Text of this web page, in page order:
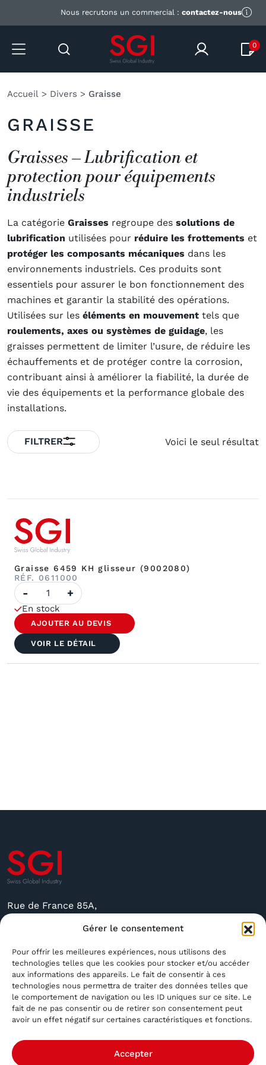
Gérer le consentement
Pour offrir les meilleures expériences, nous utilisons des
technologies telles que les cookies pour stocker et/ou accéder
aux informations des appareils. Le fait de consentir à ces
technologies nous permettra de traiter des données telles que
le comportement de navigation ou les ID uniques sur ce site. Le
fait de ne pas consentir ou de retirer son consentement peut
avoir un effet négatif sur certaines caractéristiques et fonctions.
Accepter
Nous recrutons un commercial : contactez-nous
0
Accueil > Divers > Graisse
GRAISSE
Graisses – Lubrification et
protection pour équipements
industriels
La catégorie Graisses regroupe des solutions de
lubrification utilisées pour réduire les frottements et
protéger les composants mécaniques dans les
environnements industriels. Ces produits sont
essentiels pour assurer le bon fonctionnement des
machines et garantir la stabilité des opérations.
Utilisées sur les éléments en mouvement tels que
roulements, axes ou systèmes de guidage, les
graisses permettent de limiter l’usure, de réduire les
échauffements et de protéger contre la corrosion,
contribuant ainsi à améliorer la fiabilité, la durée de
vie des équipements et la performance globale des
installations.
FILTRER Voici le seul résultat
Graisse 6459 KH glisseur (9002080)
RÉF. 0611000
quantité
de
Graisse
6459
KH
glisseur
(9002080)
- +
En stock
AJOUTER AU DEVIS
VOIR LE DÉTAIL
Rue de France 85A,
sgi@sgindustry.ch
+41 79 591 4756
Ouvert du Lundi au Vendredi de 8 h 30 à 16 h
Fermé le Samedi et le Dimanche